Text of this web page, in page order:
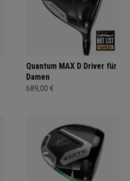
Quantum MAX D Driver für
Damen
689,00 €